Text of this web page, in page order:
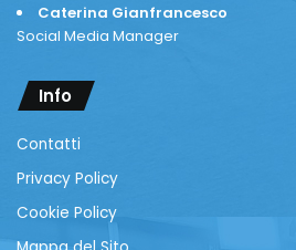
Caterina Gianfrancesco
Social Media Manager
Info
Contatti
Privacy Policy
Cookie Policy